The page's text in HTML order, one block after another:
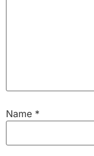
Name *